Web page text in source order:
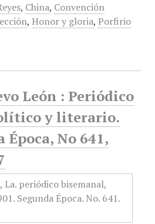
, China, Convención
, Honor y gloria, Porfirio
León : Periódico
y literario.
Época, No 641,